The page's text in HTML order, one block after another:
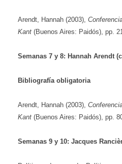
Arendt, Hannah (2003),
Kant (Buenos Aires: Paidós), pp.
Semanas 7 y 8: Hannah Arendt
Bibliografía obligatoria
Arendt, Hannah (2003),
Kant (Buenos Aires: Paidós), pp.
Semanas 9 y 10: Jacques